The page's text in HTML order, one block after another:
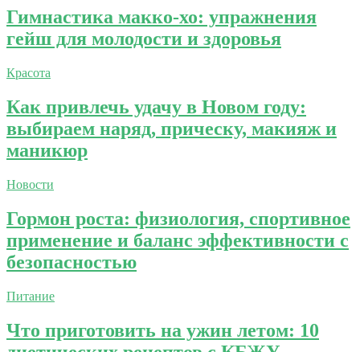
Гимнастика макко-хо: упражнения
гейш для молодости и здоровья
Красота
Как привлечь удачу в Новом году:
выбираем наряд, прическу, макияж и
маникюр
Новости
Гормон роста: физиология, спортивное
применение и баланс эффективности с
безопасностью
Питание
Что приготовить на ужин летом: 10